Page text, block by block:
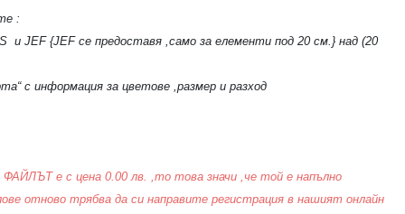
:
и JEF {JEF се предоставя ,само за елементи под 20 см.} над (20
с информация за цветове ,размер и разход
е с цена 0.00 лв. ,то това значи ,че той е напълно
отново трябва да си направите регистрация в нашият онлайн